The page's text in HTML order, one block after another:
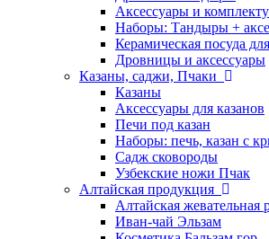
Аксессуары и
Наборы: Тандыры +
Керамическая посуда
Дровницы и аксессуары
Казаны, саджи, Пчаки
Казаны
Аксессуары для казанов
Печи под казан
Наборы: печь, казан с
Садж сковороды
Узбекские ножи Пчак
Алтайская продукция
Алтайская жевательная
Иван-чай Эльзам